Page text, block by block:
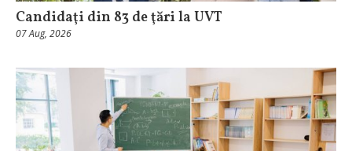
Candidaţi din 83 de ţări la UVT
07 Aug, 2026